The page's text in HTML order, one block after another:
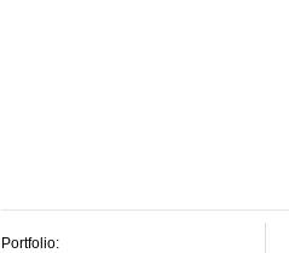
Portfolio: